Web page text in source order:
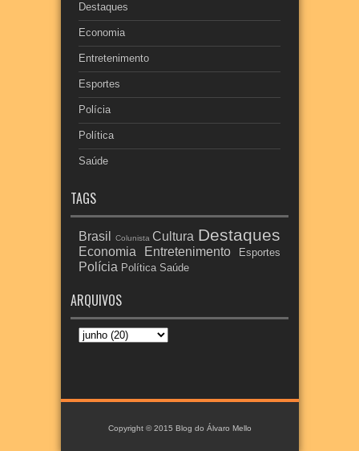
Destaques
Economia
Entretenimento
Esportes
Polícia
Política
Saúde
TAGS
Brasil Colunista Cultura Destaques
Economia Entretenimento Esportes
Polícia Política Saúde
ARQUIVOS
Copyright © 2015 Blog do Álvaro Mello